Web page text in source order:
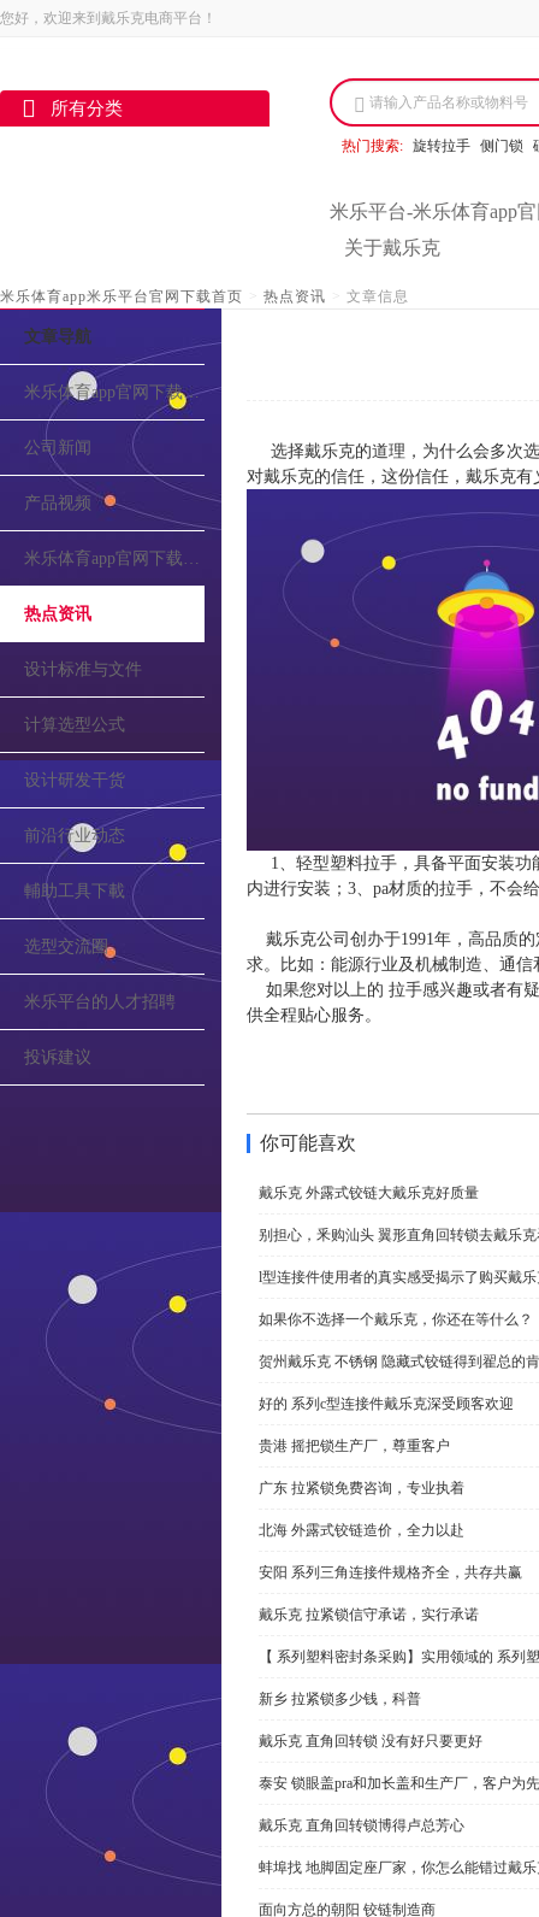
您好，欢迎来到戴乐克电商平台！
所有分类 请输入产品名称或物料号
热门搜索: 旋转拉手 侧门锁
米乐平台-米乐体育app
关于戴乐克
米乐体育app米乐平台官网下载首页 > 热点资讯 > 文章信息
文章导航
米乐体育app官网下载的介绍
公司新闻
产品视频
米乐体育app官网下载的公告
热点资讯
设计标准与文件
计算选型公式
设计研发干货
前沿行业动态
輔助工具下載
选型交流圈
米乐平台的人才招聘
投诉建议
选择戴乐克的道理，为什么会多次
对戴乐克的信任，这份信任，戴乐克
1、轻型塑料拉手，具备平面安装
内进行安装；3、pa材质的拉手，不会
戴乐克公司创办于1991年，高品质
求。比如：能源行业及机械制造、通
如果您对以上的 拉手感兴趣或者有
供全程贴心服务。
你可能喜欢
戴乐克 外露式铰链大戴乐克好质量
别担心，釆购汕头 翼形直角回转锁去戴乐
l型连接件使用者的真实感受揭示了购买戴
如果你不选择一个戴乐克，你还在等什么？
贺州戴乐克 不锈钢 隐藏式铰链得到翟总的
好的 系列c型连接件戴乐克深受顾客欢迎
贵港 摇把锁生产厂，尊重客户
广东 拉紧锁免费咨询，专业执着
北海 外露式铰链造价，全力以赴
安阳 系列三角连接件规格齐全，共存共赢
戴乐克 拉紧锁信守承诺，实行承诺
【 系列塑料密封条采购】实用领域的 系列
新乡 拉紧锁多少钱，科普
戴乐克 直角回转锁 没有好只要更好
泰安 锁眼盖pra和加长盖和生产厂，客户为先
戴乐克 直角回转锁博得卢总芳心
蚌埠找 地脚固定座厂家，你怎么能错过戴
面向方总的朝阳 铰链制造商